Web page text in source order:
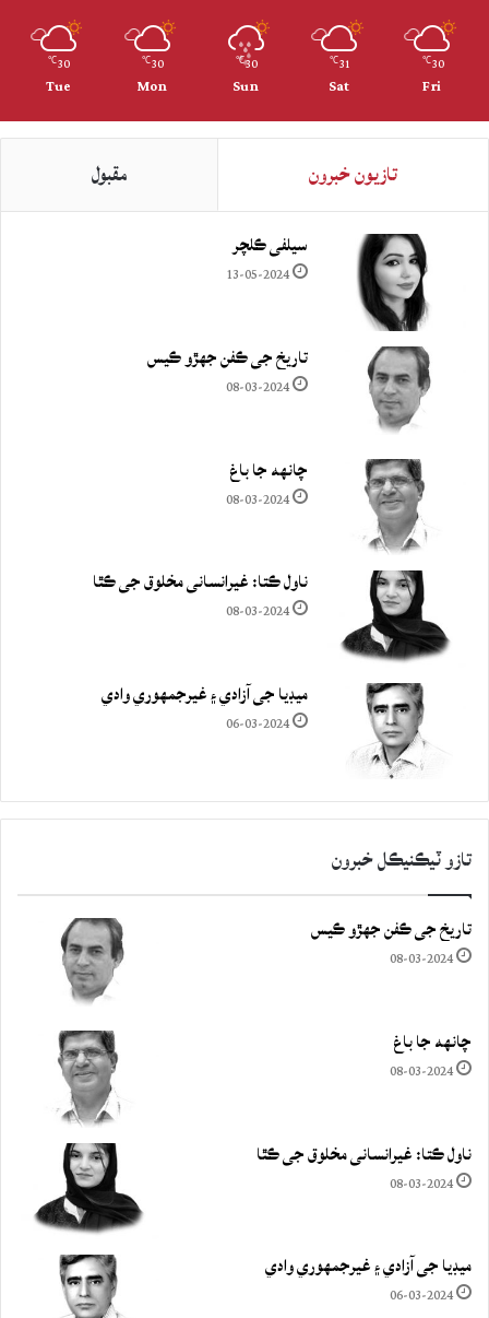
30
℃
Fri
31
℃
Sat
30
℃
Sun
30
℃
Mon
30
℃
Tue
تازيون خبرون مقبول
سيلفي ڪلچر
13-05-2024
تاريخ جي ڪفن جھڙو ڪيس
08-03-2024
چانهه جا باغ
08-03-2024
ناول ڪتا: غيرانساني مخلوق جي ڪٿا
08-03-2024
ميڊيا جي آزادي ۽ غيرجمھوري وادي
06-03-2024
تازو ٽيڪنيڪل خبرون
تاريخ جي ڪفن جھڙو ڪيس
08-03-2024
چانهه جا باغ
08-03-2024
ناول ڪتا: غيرانساني مخلوق جي ڪٿا
08-03-2024
ميڊيا جي آزادي ۽ غيرجمھوري وادي
06-03-2024